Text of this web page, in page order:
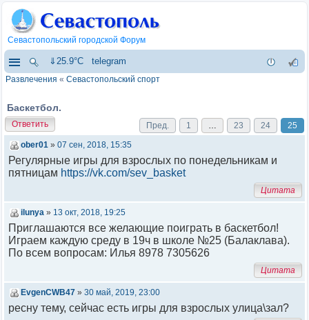
Севастопольский городской Форум
⇓25.9°C telegram
Развлечения « Севастопольский спорт
Баскетбол.
Ответить Пред. 1 … 23 24 25
ober01 » 07 сен, 2018, 15:35
Регулярные игры для взрослых по понедельникам и
пятницам https://vk.com/sev_basket
Цитата
ilunya » 13 окт, 2018, 19:25
Приглашаются все желающие поиграть в баскетбол!
Играем каждую среду в 19ч в школе №25 (Балаклава).
По всем вопросам: Илья 8978 7305626
Цитата
EvgenCWB47 » 30 май, 2019, 23:00
ресну тему, сейчас есть игры для взрослых улица\зал?